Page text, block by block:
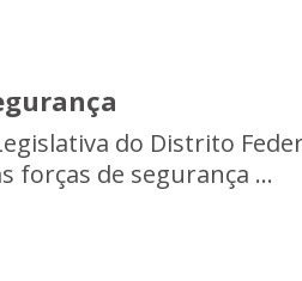
do Distrito
forças de segurança ...